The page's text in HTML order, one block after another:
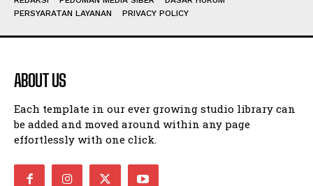
PERSYARATAN LAYANAN
PRIVACY POLICY
ABOUT US
Each template in our ever growing studio library can
be added and moved around within any page
effortlessly with one click.